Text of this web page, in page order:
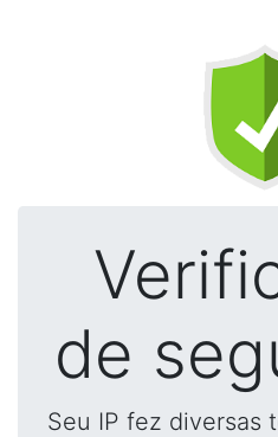
de
Seu IP fez diversas